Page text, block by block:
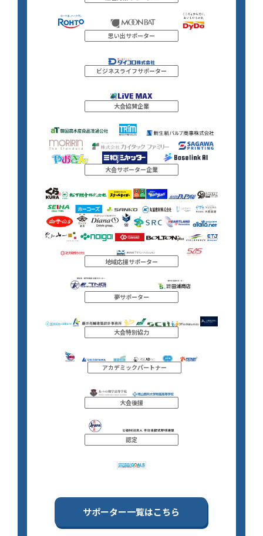
思い出サポーター
ビジネスライフサポーター
大会協賛企業
大会サポーター企業
地域応援サポーター
夢サポーター
大会特別協力
アカデミックパートナー
大会後援
認定
サポーター一覧はこちら